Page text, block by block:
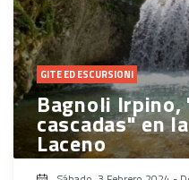
GITE ED ESCURSIONI
Bagnoli Irpino,
cascadas" en
Laceno